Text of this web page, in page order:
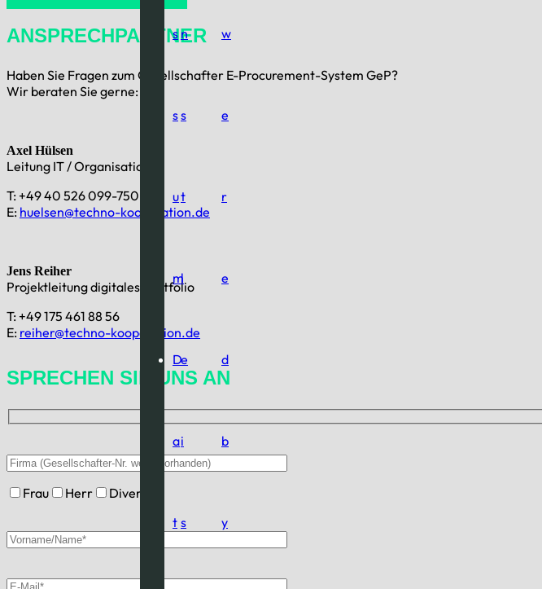
s
s
u
m
D
a
t
n
s
t
l
e
i
s
w
e
r
e
d
b
y
ANSPRECHPARTNER
Haben Sie Fragen zum Gesellschafter E-Procurement-System GeP?
Wir beraten Sie gerne:
Axel Hülsen
Leitung IT / Organisation
T: +49 40 526 099-750
E: huelsen@techno-kooperation.de
Jens Reiher
Projektleitung digitales Portfolio
T: +49 175 461 88 56
E: reiher@techno-kooperation.de
SPRECHEN SIE UNS AN
Frau Herr Divers